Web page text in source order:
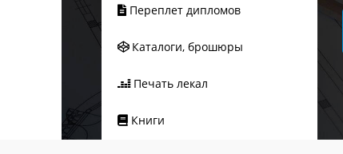
Переплет дипломов
Каталоги, брошюры
Печать лекал
Книги